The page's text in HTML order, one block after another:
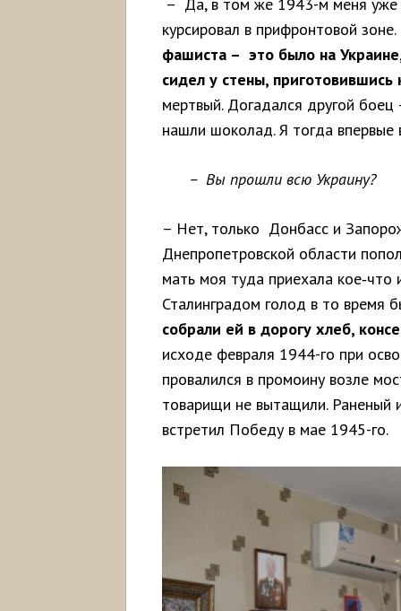
– Да, в том же 1943-м меня уже
курсировал в прифронтовой
фашиста – это было на
сидел у стены, приготовившись
мертвый. Догадался другой боец
нашли шоколад. Я тогда
– Вы прошли всю Украину?
– Нет, только Донбасс и
Днепропетровской области
мать моя туда приехала
Сталинградом голод в то время
собрали ей в дорогу хлеб,
исходе февраля 1944-го при
провалился в промоину возле
товарищи не вытащили. Раненый
встретил Победу в мае 1945-го.